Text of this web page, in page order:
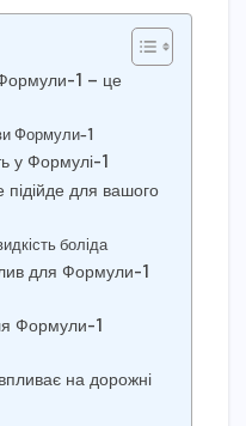
1 — це
Формули-1
у Формулі-1
для вашого
боліда
для Формули-1
Формули-1
на дорожні